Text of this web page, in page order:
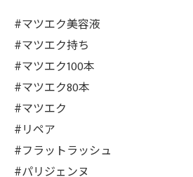
#マツエク美容液
#マツエク持ち
#マツエク100本
#マツエク80本
#マツエク
#リペア
#フラットラッシュ
#パリジェンヌ